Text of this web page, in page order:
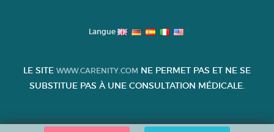
Langue
LE SITE WWW.CARENITY.COM NE PERMET PAS ET NE SE
SUBSTITUE PAS À UNE CONSULTATION MÉDICALE.